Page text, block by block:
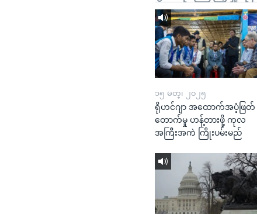
၁၅ မတ္၊ ၂၀၂၅
ရိုဟင်ဂျာ အထောက်အပံ့ဖြတ်
တောက်မှု ဟန့်တားဖို့ ကုလ
အကြီးအကဲ ကြိုးပမ်းမည်